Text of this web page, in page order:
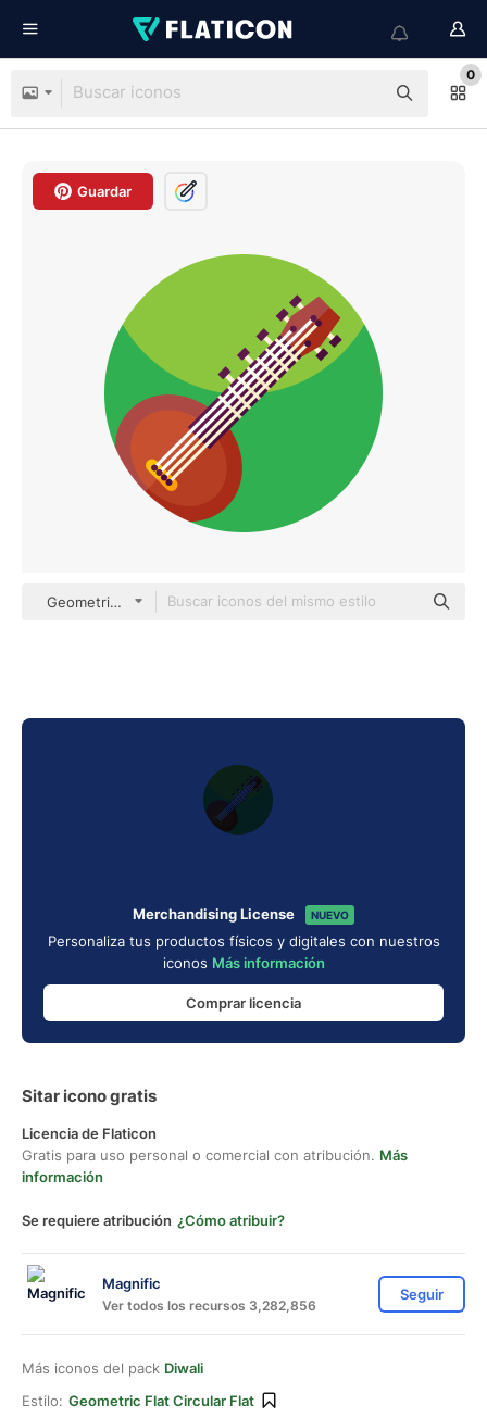
0
Guardar
Geometric Flat Circular Flat
Merchandising License NUEVO
Personaliza tus productos físicos y digitales con nuestros
iconos Más información
Comprar licencia
Sitar icono gratis
Licencia de Flaticon
Gratis para uso personal o comercial con atribución. Más
información
Se requiere atribución ¿Cómo atribuir?
Magnific
Ver todos los recursos 3,282,856
Seguir
Más iconos del pack Diwali
Estilo: Geometric Flat Circular Flat